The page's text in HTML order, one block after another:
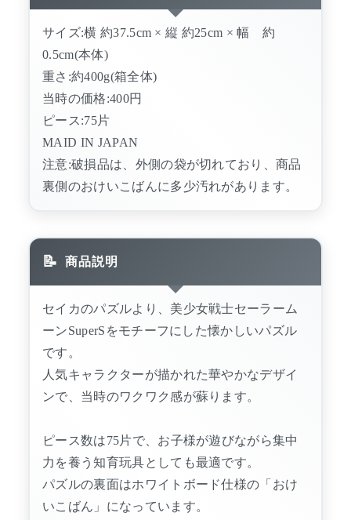
サイズ:横 約37.5cm × 縦 約25cm × 幅 約
0.5cm(本体)
重さ:約400g(箱全体)
当時の価格:400円
ピース:75片
MAID IN JAPAN
注意:破損品は、外側の袋が切れており、商品
裏側のおけいこばんに多少汚れがあります。
商品説明
セイカのパズルより、美少女戦士セーラーム
ーンSuperSをモチーフにした懐かしいパズル
です。
人気キャラクターが描かれた華やかなデザイ
ンで、当時のワクワク感が蘇ります。
ピース数は75片で、お子様が遊びながら集中
力を養う知育玩具としても最適です。
パズルの裏面はホワイトボード仕様の「おけ
いこばん」になっています。